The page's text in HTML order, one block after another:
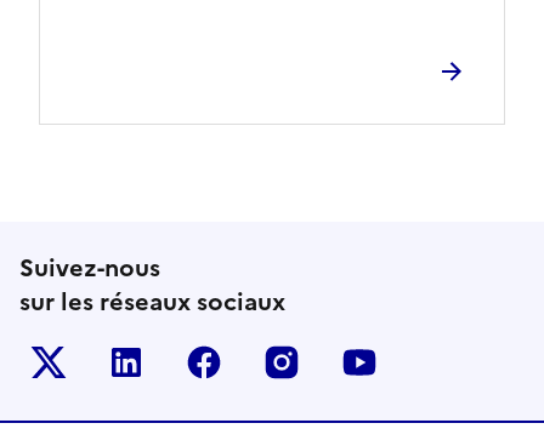
Suivez-nous
sur les réseaux sociaux
Le ministère sur Twitter
Le ministère sur LinkedIn
Le ministère sur Facebook
Le ministère sur